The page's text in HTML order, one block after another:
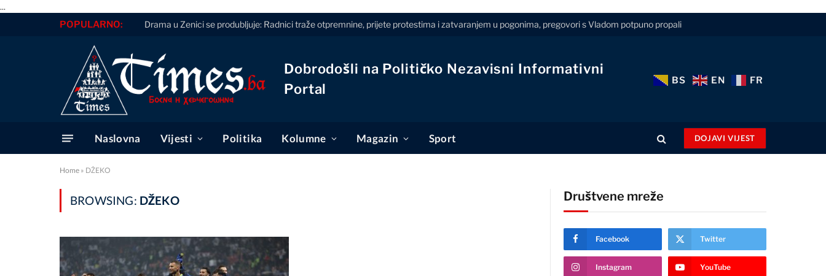
...
POPULARNO: Drama u Zenici se produbljuje: Radnici traže otpremnine, prijete protestima i zatvaranjem u pogonima, pregovori s Vladom potpuno propali
Dobrodošli na Političko Nezavisni Informativni
Portal
BS EN FR
Naslovna Vijesti Politika Kolumne Magazin Sport DOJAVI VIJEST
Home » DŽEKO
BROWSING: DŽEKO Društvene mreže
Facebook Twitter
Instagram YouTube